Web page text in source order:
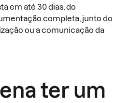
em até 30 dias, do
completa, junto do
ou a comunicação da
ter um